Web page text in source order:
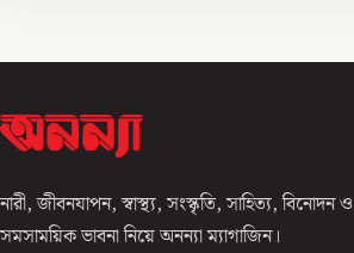
নারী, জীবনযাপন, স্বাস্থ্য, সংস্কৃতি, সাহিত্য, বিনোদন ও
সমসাময়িক ভাবনা নিয়ে অনন্যা ম্যাগাজিন।